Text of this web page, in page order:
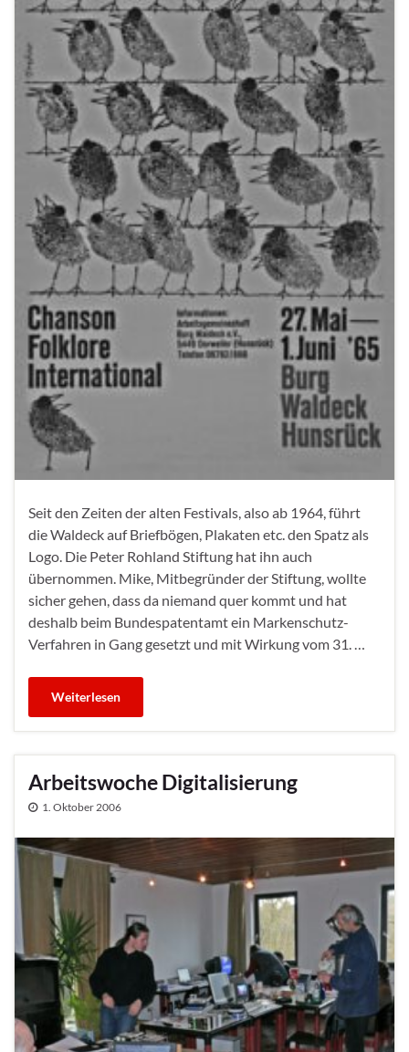
Seit den Zeiten der alten Festivals, also ab 1964, führt
die Waldeck auf Briefbögen, Plakaten etc. den Spatz als
Logo. Die Peter Rohland Stiftung hat ihn auch
übernommen. Mike, Mitbegründer der Stiftung, wollte
sicher gehen, dass da niemand quer kommt und hat
deshalb beim Bundespatentamt ein Markenschutz-
Verfahren in Gang gesetzt und mit Wirkung vom 31. …
Weiterlesen
Arbeitswoche Digitalisierung
1. Oktober 2006